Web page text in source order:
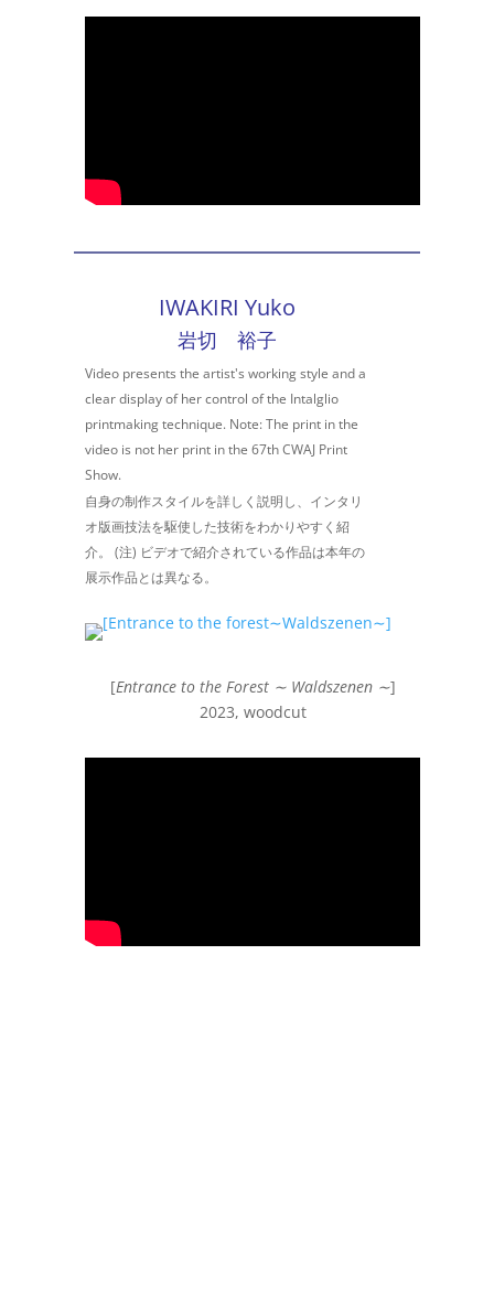
IWAKIRI Yuko
岩切 裕子
Video presents the artist's working style and a
clear display of her control of the Intalglio
printmaking technique. Note: The print in the
video is not her print inthe 67th CWAJ Print
Show.
自身の制作スタイルを詳しく説明し、インタリ
オ版画技法を駆使した技術をわかりやすく紹
介。(注) ビデオで紹介されている作品は本年の
展示作品と は異なる。
[Entrance to the Forest ∼ Waldszenen ∼]
2023, woodcut